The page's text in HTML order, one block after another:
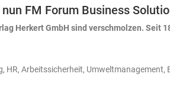
FM Forum Business
Herkert GmbH sind verschmolzen. Seit
HR, Arbeitssicherheit, Umweltmanagement,